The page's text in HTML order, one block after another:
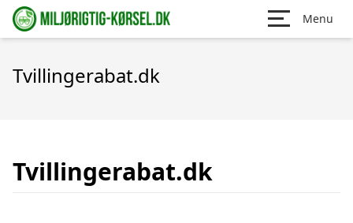
Menu
Tvillingerabat.dk
Tvillingerabat.dk